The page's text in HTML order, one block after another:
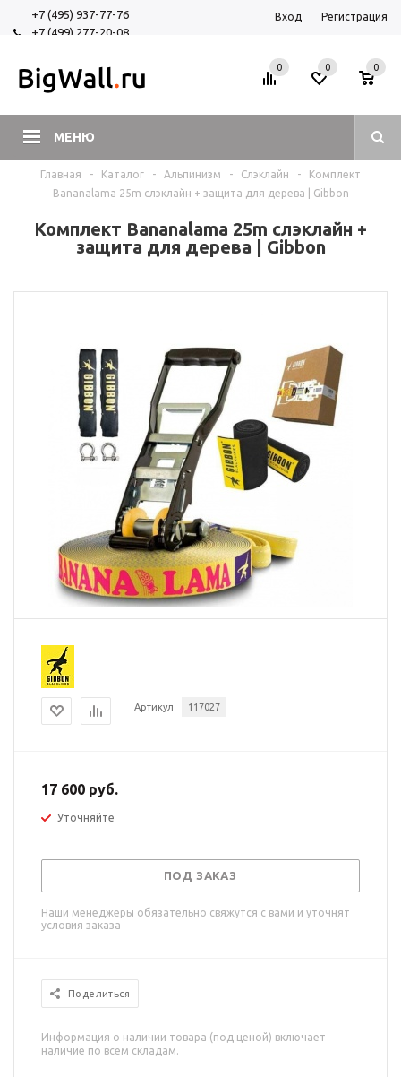
+7 (495) 937-77-76
+7 (499) 277-20-08
Вход Регистрация
МЕНЮ
0 0
0
Главная - Каталог - Альпинизм - Слэклайн -
Комплект
Bananalama 25m слэклайн + защита для дерева | Gibbon
Комплект Bananalama 25m слэклайн +
защита для дерева | Gibbon
Артикул 117027
17 600 руб.
Уточняйте
ПОД ЗАКАЗ
Наши менеджеры обязательно свяжутся с вами и уточнят
условия заказа
Поделиться
Информация о наличии товара (под ценой) включает
наличие по всем складам.